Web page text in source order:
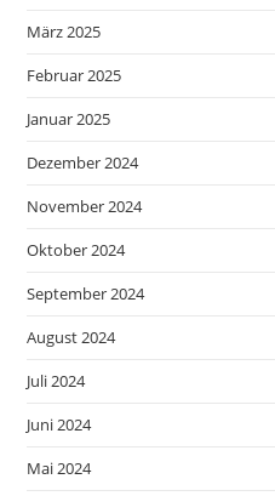
März 2025
Februar 2025
Januar 2025
Dezember 2024
November 2024
Oktober 2024
September 2024
August 2024
Juli 2024
Juni 2024
Mai 2024